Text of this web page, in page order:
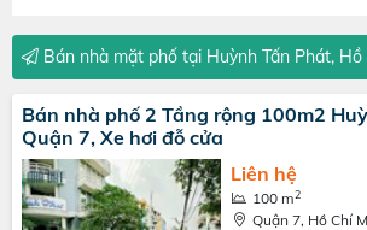
Bán nhà mặt phố tại Huỳnh Tấn Phát, Hồ
Bán nhà phố 2 Tầng rộng 100m2
Quận 7, Xe hơi đỗ cửa
Liên hệ
100 m2
Quận 7, Hồ Chí